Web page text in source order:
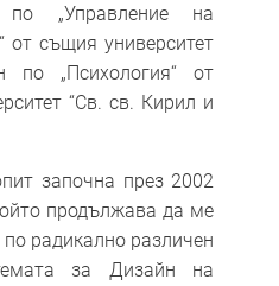
по „Управление на
от същия университет
по „Психология“ от
“Св. св. Кирил и
започна през 2002
продължава да ме
радикално различен
за Дизайн на